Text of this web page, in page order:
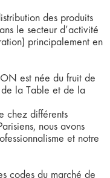
des produits
le secteur d’activité
principalement en
est née du fruit de
de la Table et de la
chez différents
nous avons
et notre
codes du marché de